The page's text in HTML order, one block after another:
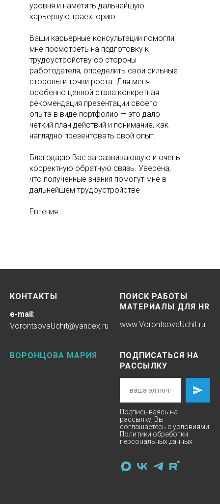
уровня и наметить дальнейшую
карьерную траекторию.
Ваши карьерные консультации помогли
мне посмотреть на подготовку к
трудоустройству со стороны
работодателя, определить свои сильные
стороны и точки роста. Для меня
особенно ценной стала конкретная
рекомендация презентации своего
опыта в виде портфолио — это дало
чёткий план действий и понимание, как
наглядно презентовать свой опыт.
Благодарю Вас за развивающую и очень
корректную обратную связь. Уверена,
что полученные знания помогут мне в
дальнейшем трудоустройстве
Евгения
КОНТАКТЫ
e-mail:
VorontsovaUchit@yandex.ru
ПОИСК РАБОТЫ
МАТЕРИАЛЫ ДЛЯ HR
www.VorontsovaUchit.ru
ВОРОНЦОВА МАРИЯ
ПОДПИСАТЬСЯ НА
РАССЫЛКУ
Подписываясь на
рассылку, Вы
соглашаетесь с условиями
Политики обработки
персональных данных